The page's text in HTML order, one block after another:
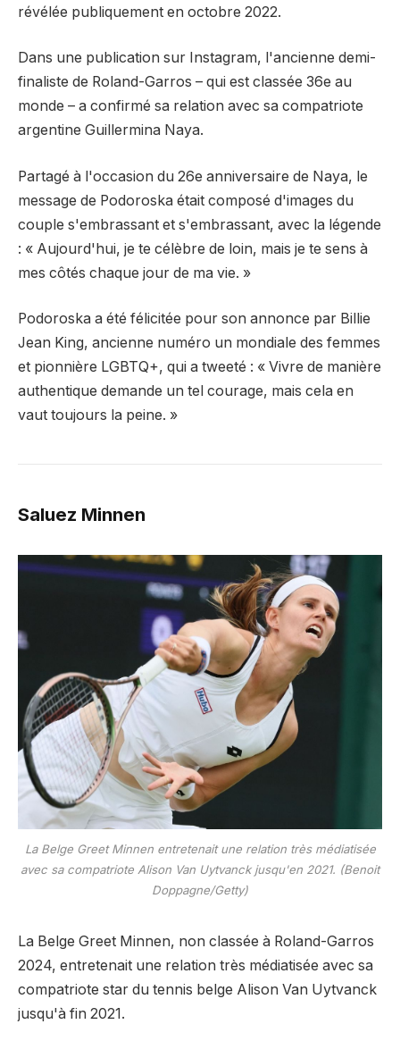
révélée publiquement en octobre 2022.
Dans une publication sur Instagram, l'ancienne demi-
finaliste de Roland-Garros – qui est classée 36e au
monde – a confirmé sa relation avec sa compatriote
argentine Guillermina Naya.
Partagé à l'occasion du 26e anniversaire de Naya, le
message de Podoroska était composé d'images du
couple s'embrassant et s'embrassant, avec la légende
: « Aujourd'hui, je te célèbre de loin, mais je te sens à
mes côtés chaque jour de ma vie. »
Podoroska a été félicitée pour son annonce par Billie
Jean King, ancienne numéro un mondiale des femmes
et pionnière LGBTQ+, qui a tweeté : « Vivre de manière
authentique demande un tel courage, mais cela en
vaut toujours la peine. »
Saluez Minnen
La Belge Greet Minnen entretenait une relation très médiatisée
avec sa compatriote Alison Van Uytvanck jusqu'en 2021. (Benoit
Doppagne/Getty)
La Belge Greet Minnen, non classée à Roland-Garros
2024, entretenait une relation très médiatisée avec sa
compatriote star du tennis belge Alison Van Uytvanck
jusqu'à fin 2021.